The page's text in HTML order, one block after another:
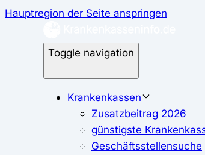
Hauptregion der Seite anspringen
Toggle navigation
Krankenkassen
Zusatzbeitrag 2026
günstigste
Geschäftsstellensuche